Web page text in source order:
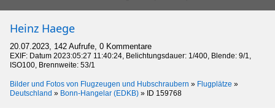
Heinz Haege
20.07.2023, 142 Aufrufe, 0 Kommentare
EXIF: Datum 2023:05:27 11:40:24, Belichtungsdauer: 1/400, Blende: 9/1,
ISO100, Brennweite: 53/1
Bilder und Fotos von Flugzeugen und Hubschraubern » Flugplätze »
Deutschland » Bonn-Hangelar (EDKB) » ID 159768